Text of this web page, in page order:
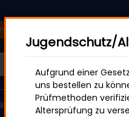
24 Stunden
Jugendschutz/
Aufgrund einer
uns bestellen zu
Prüfmethoden
Altersprüfung zu